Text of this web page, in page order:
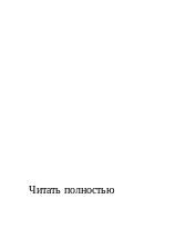
Читать полностью